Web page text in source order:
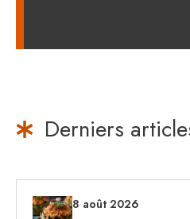
Derniers
8 août 2026